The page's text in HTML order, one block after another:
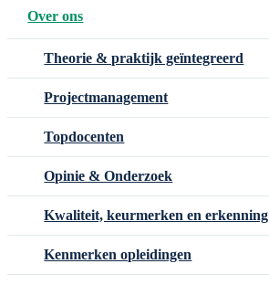
Over ons
Theorie & praktijk geïntegreerd
Projectmanagement
Topdocenten
Opinie & Onderzoek
Kwaliteit, keurmerken en erkenning
Kenmerken opleidingen